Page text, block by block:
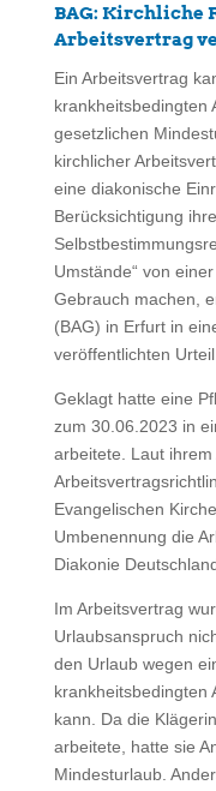
BAG: Kirchliche
Arbeitsvertrag
Ein Arbeitsvertrag
krankheitsbedingten
gesetzlichen
kirchlicher
eine diakonische
Berücksichtigung
Umstände“ von
Gebrauch machen,
(BAG) in Erfurt in
veröffentlichten
Geklagt hatte eine
zum 30.06.2023 in
arbeitete. Laut
Evangelischen
Umbenennung die
Diakonie
Im Arbeitsvertrag
Urlaubsanspruch
den Urlaub wegen
krankheitsbedingten
kann. Da die
arbeitete, hatte sie
Mindesturlaub.